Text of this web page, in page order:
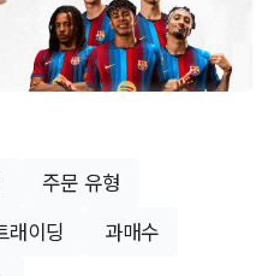
주문 유형
래이딩 과매수